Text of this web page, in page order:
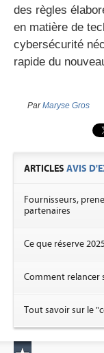
des règles
en matière de
cybersécurité
rapide du
ParMaryse Gros
ARTICLES AVIS
Fournisseurs,
partenaires
Ce que réserve
Comment relancer
Tout savoir sur le